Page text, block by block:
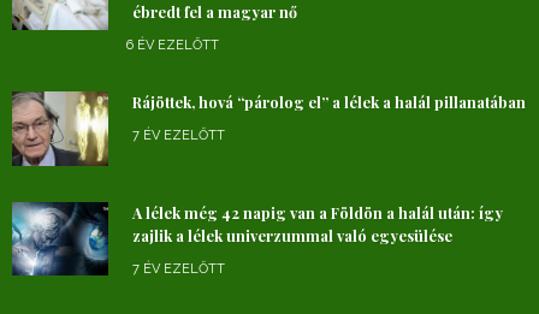
ébredt fel a magyar nő
6 ÉV EZELŐTT
Rájöttek, hová “párolog el” a lélek a halál pillanatában
7 ÉV EZELŐTT
A lélek még 42 napig van a Földön a halál után: így
zajlik a lélek univerzummal való egyesülése
7 ÉV EZELŐTT